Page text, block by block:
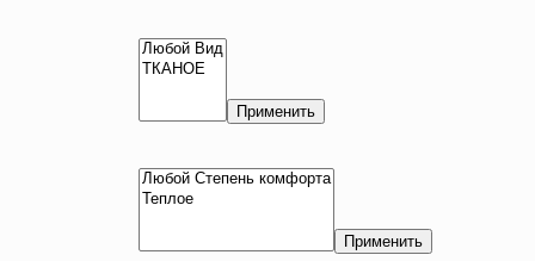
Применить
Применить